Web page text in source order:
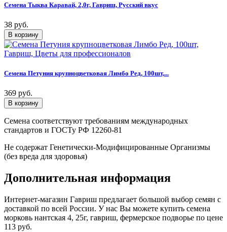
Семена Тыква Каравай, 2,0г, Гавриш, Русский вкус
38 руб.
Семена Петуния крупноцветковая Лимбо Ред, 100шт,...
369 руб.
Семена соответствуют требованиям международных
стандартов и ГОСТу РФ 12260-81
Не содержат Генетически-Модифицированные Организмы
(без вреда для здоровья)
Дополнительная информация
Интернет-магазин Гавриш предлагает большой выбор семян с
доставкой по всей России. У нас Вы можете купить семена
морковь нантская 4, 25г, гавриш, фермерское подворье по цене
113 руб.